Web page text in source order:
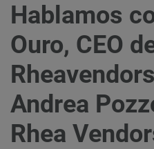
Hablamos
Ouro, CEO
Andrea
Rhea